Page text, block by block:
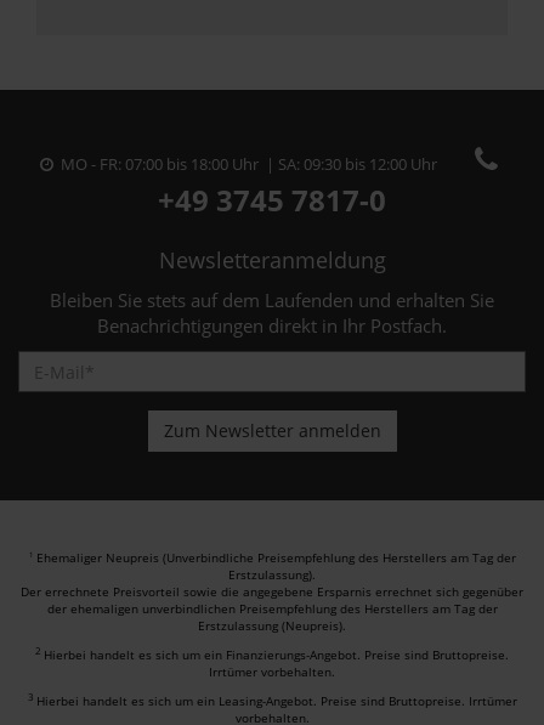
MO - FR: 07:00 bis 18:00 Uhr | SA: 09:30 bis 12:00 Uhr
+49 3745 7817-0
Newsletteranmeldung
Bleiben Sie stets auf dem Laufenden und erhalten Sie
Benachrichtigungen direkt in Ihr Postfach.
1 Ehemaliger Neupreis (Unverbindliche Preisempfehlung des Herstellers am Tag der
Erstzulassung).
Der errechnete Preisvorteil sowie die angegebene Ersparnis errechnet sich gegenüber
der ehemaligen unverbindlichen Preisempfehlung des Herstellers am Tag der
Erstzulassung (Neupreis).
2 Hierbei handelt es sich um ein Finanzierungs-Angebot. Preise sind Bruttopreise.
Irrtümer vorbehalten.
3 Hierbei handelt es sich um ein Leasing-Angebot. Preise sind Bruttopreise. Irrtümer
vorbehalten.